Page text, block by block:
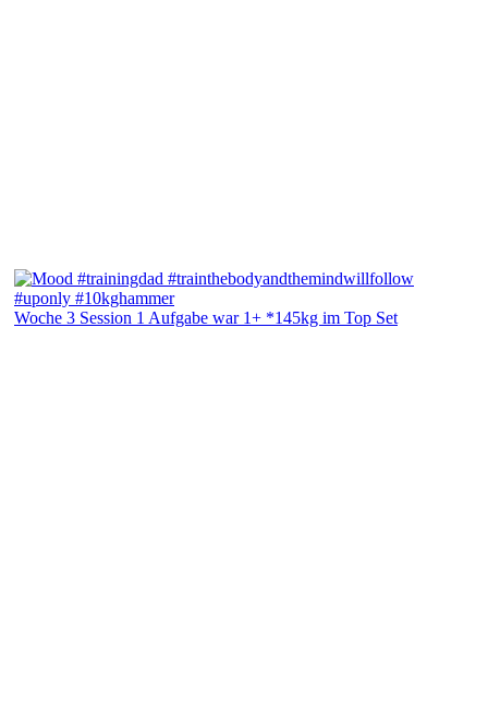
Woche 3 Session 1 Aufgabe war 1+ *145kg im Top Set